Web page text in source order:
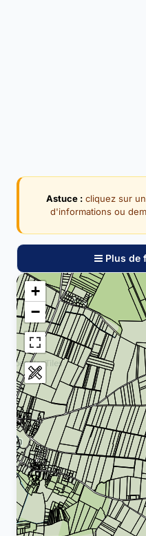
Astuce : cliquez sur
d'informations ou
Plus de
+
−